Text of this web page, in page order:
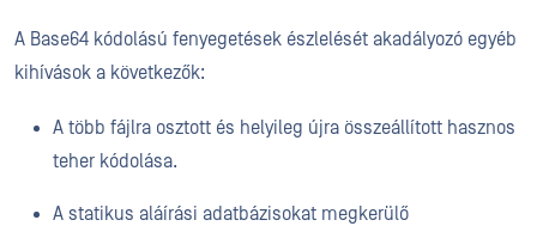
A Base64 kódolású fenyegetések észlelését akadályozó egyéb
kihívások a következők:
A több fájlra osztott és helyileg újra összeállított hasznos
teher kódolása.
A statikus aláírási adatbázisokat megkerülő